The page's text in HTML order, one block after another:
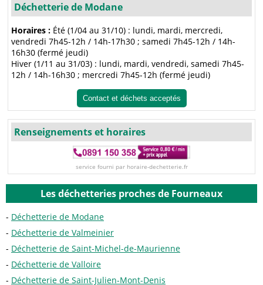
Déchetterie de Modane
Horaires : Été (1/04 au 31/10) : lundi, mardi, mercredi,
vendredi 7h45-12h / 14h-17h30 ; samedi 7h45-12h / 14h-
16h30 (fermé jeudi)
Hiver (1/11 au 31/03) : lundi, mardi, vendredi, samedi 7h45-
12h / 14h-16h30 ; mercredi 7h45-12h (fermé jeudi)
Contact et déchets acceptés
Renseignements et horaires
service fourni par horaire-dechetterie.fr
Les déchetteries proches de Fourneaux
Déchetterie de Modane
Déchetterie de Valmeinier
Déchetterie de Saint-Michel-de-Maurienne
Déchetterie de Valloire
Déchetterie de Saint-Julien-Mont-Denis